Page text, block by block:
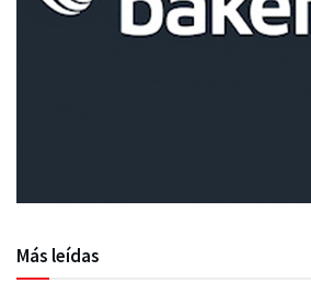
Más leídas